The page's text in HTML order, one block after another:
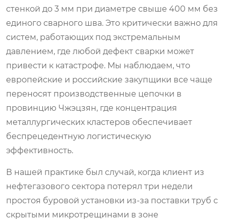
стенкой до 3 мм при диаметре свыше 400 мм без
единого сварного шва. Это критически важно для
систем, работающих под экстремальным
давлением, где любой дефект сварки может
привести к катастрофе. Мы наблюдаем, что
европейские и российские закупщики все чаще
переносят производственные цепочки в
провинцию Чжэцзян, где концентрация
металлургических кластеров обеспечивает
беспрецедентную логистическую
эффективность.
В нашей практике был случай, когда клиент из
нефтегазового сектора потерял три недели
простоя буровой установки из-за поставки труб с
скрытыми микротрещинами в зоне